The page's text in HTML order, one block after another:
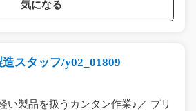
気になる
スタッフ/y02_01809
い製品を扱うカンタン作業♪／ プリ